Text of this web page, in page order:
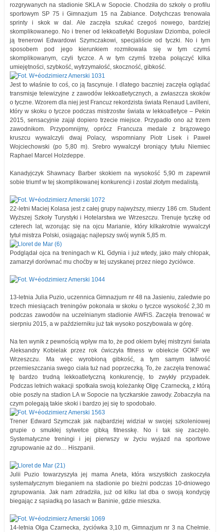
rozgrywanych na stadionie SKLA w Sopocie. Chodziła do szkoły o profilu
sportowym SP 75 i Gimnazjum 15 na Żabiance. Dotychczas trenowała
sprinty i skok w dal. Ale zaczęła szukać czegoś nowego, bardziej
skomplikowanego. No i trener od lekkoatletyki Bogusław Dziomba, polecił
ją trenerowi Edwardowi Szymczakowi, specjaliście od tyczki. No i tym
sposobem pod jego kierunkiem rozmiłowała się w tym czymś
skomplikowanym, czyli tyczce. A w tym czymś trzeba połączyć kilka
umiejętności, szybkość, wytrzymałość, skoczność, gibkość.
Jest to właśnie to coś, co ją fascynuje. I dlatego baczniej zaczęła oglądać
transmisje telewizyjne z zawodów lekkoatletycznych, a zwłaszcza skoków
o tyczne. Wzorem dla niej jest Francuz rekordzista świata Renaud Lavilleni,
który w skoku o tyczce podczas mistrzostw świata w lekkoatletyce – Pekin
2015, sensacyjnie zajął dopiero trzecie miejsce. Przypadło ono aż trzem
zawodnikom. Przypomnijmy, oprócz Francuza medale z brązowego
kruszcu wywalczyli dwaj Polacy, wspomniany Piotr Lisek i Paweł
Wojciechowski (po 5,80 m). Srebro wywalczył broniący tytułu Niemiec
Raphael Marcel Holzdeppe.
Kanadyjczyk Shawnacy Barber skokiem na wysokość 5,90 m zapewnił
sobie triumf w tej skomplikowanej konkurencji i został złotym medalistą.
22-letni Maciej Kolasa jest z całej grupy najwyższy, mierzy 186 cm. Student
Wyższej Szkoły Turystyki i Hotelarstwa we Wrzeszczu. Trenuje tyczkę od
czterech lat, wzorując się na ojcu Marianie, który kilkakrotnie wywalczył
tytuł mistrza Polski, osiągając najlepszy swój wynik 5,85 m.
Podglądał ojca na treningach w KL Gdynia i już wtedy, jako mały chłopak,
zamarzył dorównać mu choćby w tej uzyskanej przez niego życiówce.
13-letnia Julia Puzio, uczennica Gimnazjum nr 48 na Jasieniu, zaledwie po
trzech miesiącach treningów pokonała w skoku o tyczce wysokość 2,30 m
podczas zawodów na uczelnianym stadionie AWFiS. Zaczęła trenować w
sierpniu 2015, a w październiku już tak wysoko poszybowała w górę.
Na ten wynik z pewnością wpływ ma to, że pod okiem byłej mistrzyni świata
Aleksandry Kobielak przez rok ćwiczyła fitness w obiekcie GOKF we
Wrzeszczu. Ma więc wyrobioną gibkość, a tym samym łatwość
przemieszczania swego ciała tuż nad poprzeczką. To, że zaczęła trenować
tę bardzo trudną lekkoatletyczną konkurencję, to zwykły przypadek.
Podczas letnich wakacji spotkała swoją koleżankę Olgę Czarnecką, z którą
obie poszły na stadion LA w Sopocie na tyczkarskie zawody. Zobaczyła na
czym polegają takie skoki i bardzo jej się to spodobało.
Trener Edward Szymczak jak najbardziej widział w swojej szkoleniowej
grupie o smukłej sylwetce gibką fitnesskę. No i tak się zaczęło.
Systematyczne treningi i jej pierwszy w życiu wyjazd na sportowe
zgrupowanie aż do… Hiszpanii.
Julii Puzio towarzyszyła jej mama Aneta, która wszystkich zaskoczyła
systematycznym bieganiem na stadionie po bieżni podczas 10-dniowego
zgrupowania. Jak nam zdradziła, już od kilku lat dba o swoją kondycję
biegając z sąsiadką po lasach w Baninie, gdzie mieszka.
14-letnia Olga Czarnecka, życiówka 3,10 m, Gimnazjum nr 3 na Chełmie.